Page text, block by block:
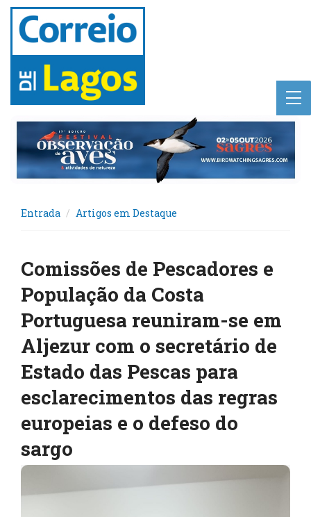
Entrada Artigos em Destaque
Comissões de Pescadores e
População da Costa
Portuguesa reuniram-se em
Aljezur com o secretário de
Estado das Pescas para
esclarecimentos das regras
europeias e o defeso do
sargo